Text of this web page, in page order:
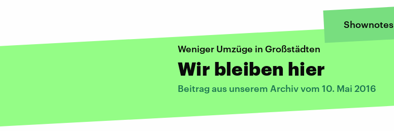
Shownotes
Weniger Umzüge in Großstädten
Wir bleiben hier
Beitrag aus unserem Archiv vom 10. Mai 2016